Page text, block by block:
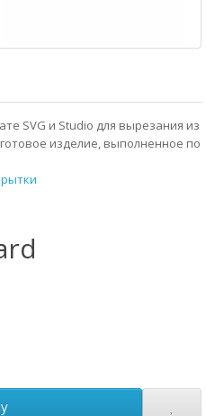
SVG и Studio для вырезания из
изделие, выполненное по